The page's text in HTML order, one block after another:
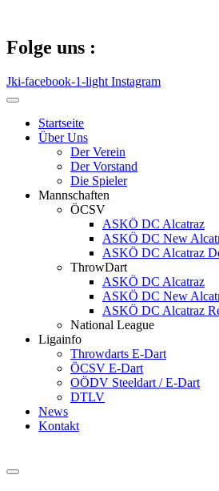
springen
Folge uns :
Jki-facebook-1-light Instagram
Startseite
Über Uns
Der Verein
Der Vorstand
Die Spieler
Mannschaften
ÖCSV
ASKÖ DC Alcatraz
ASKÖ DC New
ASKÖ DC Alcatraz
ThrowDart
ASKÖ DC Alcatraz
ASKÖ DC New
ASKÖ DC Alcatraz
National League
Ligainfo
Throwdarts E-Dart
ÖCSV E-Dart
OÖDV Steeldart / E-Dart
DTLV
News
Kontakt